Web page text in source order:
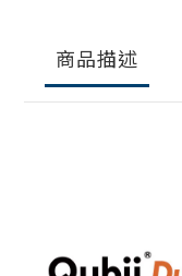
商品描述